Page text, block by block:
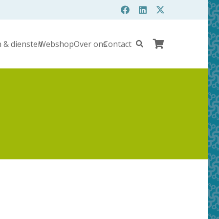
& dienstenWebshopOver onsContact